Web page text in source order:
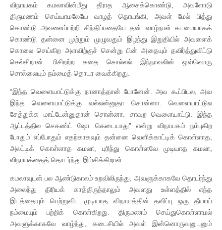
விநாயகம் கமலாவின்மீது தீராத ஆசைக்கொண்டு, அவளோடு
திருமணம் செய்யாமலேயே வாழத் தொடங்கி, அவள் மேல் பித்து
கொண்டு அவளைப்பற்றி சிந்திப்பதையே தன் வாழ்நாள் கடமையாகக்
கொண்டு தன்னை முற்றும் முழுவதும் இழந்து இறுதியில் அவளைக்
கொலை செய்கிற அளவிற்குச் சென்று பின் அதையும் தவிர்த்துவிட்டு
செல்கிறான். பிசிறற்ற கதை சொல்லல் இந்நாவலின் ஒவ்வொரு
சொல்லையும் நம்மைத் தொடர வைக்கிறது.
“இந்த வெளையாட்டுக்கு நானாத்தான் போனேன். அவ கூப்பிடல, அவ
இந்த வெளையாட்டுக்கு வல்லன்னுதா சொன்னா. வெளையாட்டுல
சேத்துக்க மாட்டேன்னுதான் சொன்னா. சாவுற வெளையாட்டு. இந்த
ஆட்டத்தில செகண்ட் ஷோ கெடையாது” என்று விநாயகம் நம்புகிற
போதும் எப்போதும் எதற்காகவும் தன்னை வெளிக்காட்டிக் கொள்ளாத,
அலட்டிக் கொள்ளாத கமலா, புரிந்து கொள்ளவே முடியாத கமலா,
விநாயக்தைத் தொடர்ந்து இம்சிக்கிறாள்.
கமலாவுடன் பல ஆண்டுகாலம் உறவிலிருந்து, அவளுக்காகவே தொடர்ந்து
அலைந்து திரியக் காத்திருந்தாலும் அவளது உள்ளத்தில் எந்த
இடத்தையும் பெற்றுவிட முடியாத விநாயத்தின் தவிப்பு ஒரு தீயாய்
நம்மையும் பற்றிக் கொள்கிறது. திருமணம் செய்துகொள்ளாமல்
அவளுக்காகவே வாழ்ந்து, கடைசியில் அவள் இன்னொருவனுடனும்